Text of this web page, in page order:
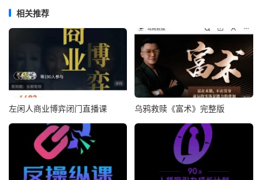
相关推荐
左闲人商业博弈闭门直播课 乌鸦救赎《富术》完整版